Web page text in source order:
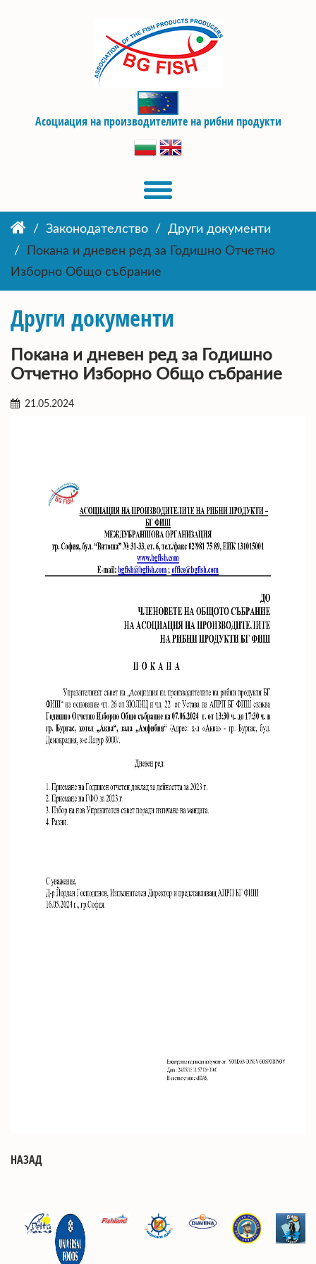
Асоциация на производителите на рибни продукти
Законодателство
Други документи
Покана и дневен ред за Годишно Отчетно
Изборно Общо събрание
Други документи
Покана и дневен ред за Годишно
Отчетно Изборно Общо събрание
21.05.2024
НАЗАД